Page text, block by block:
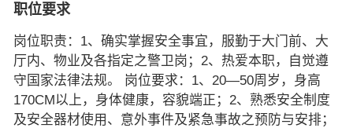
职位要求
岗位职责：1、确实掌握安全事宜，服勤于大门前、大
厅内、物业及各指定之警卫岗；2、热爱本职，自觉遵
守国家法律法规。 岗位要求：1、20—50周岁，身高
170CM以上，身体健康，容貌端正；2、熟悉安全制度
及安全器材使用、意外事件及紧急事故之预防与安排；